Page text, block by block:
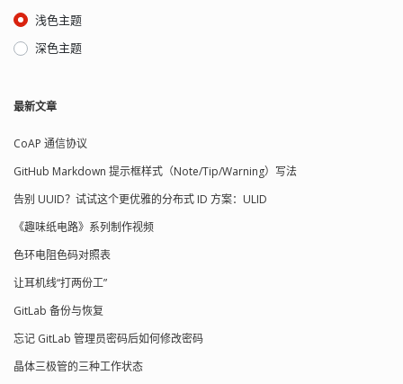
使用了 c_x、c_y 的函数时，c_x、c_y 会
被自动保存和恢复，但是 c_lreg 不会被
这样自动保存和恢复； 这就要特别注
中加修饰词 @svlreg！ 不太好判断是否
例如 c_lgadc（长整数加无符号单字节）
就没有用到这三个变量，所以在不影响
性能的是否加上无妨，除非你的应用很
在意那几个 pushw、popw。 4、一个配
程序在不同的板子上一个验时是 4ms，
一个是 3ms，如果用硬件定时器来实现
验时则一致。 读出配置字为
000000F0F000FFFE00，而正常情况下应
位，具体作用不清除，将其都清零以后
延时都是 3ms 了。 可能保留的配置字影
个问题来看，如果烧写程序时（尤其是
浅色主题
深色主题
最新文章
CoAP 通信协议
GitHub Markdown 提示框样式（Note/Tip/Warning）写法
告别 UUID？试试这个更优雅的分布式 ID 方案：ULID
《趣味纸电路》系列制作视频
色环电阻色码对照表
让耳机线“打两份工”
GitLab 备份与恢复
忘记 GitLab 管理员密码后如何修改密码
晶体三极管的三种工作状态